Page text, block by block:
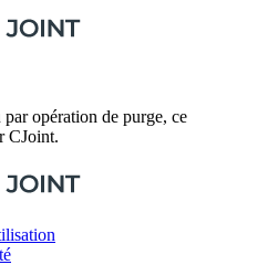
opération de purge, ce
CJoint.